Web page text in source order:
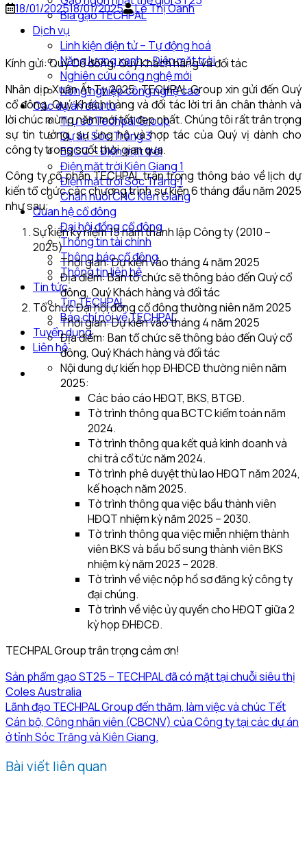
Bia gạo TECHPAL
Dịch vụ
Linh kiện điện tử – Tự động hoá
Năng lượng xanh – Điện mặt trời
Nghiên cứu công nghệ mới
Nông nghiệp công nghệ cao
Các dự án đầu tư
Trụ sở Techpal Group
Dự án Sóc Trăng 3
ESCO – Điện mặt trời
Điện mặt trời Kiên Giang 1
Điện mặt trời Sóc Trăng 1
Chăn nuôi CNC Kiên Giang
Quan hệ cổ đông
Đại hội đồng cổ đông
Thông tin tài chính
Thông báo cổ đông
Thông tin liên hệ
Tin tức
Tin TECHPAL
Báo chí nói về TECHPAL
Tuyển dụng
Liên hệ
18/01/202518/01/2025 Lê Thị Oanh
Kính gửi: Quý Cổ đông, Quý Khách hàng và đối tác
Nhân dịp Xuân Ất Tỵ 2025, TECHPAL Group xin gửi đến Quý
cổ đông, Quý Khách hàng và đối tác lời tri ân chân thành và
lời chúc mừng năm mới tốt đẹp nhất. Chúng tôi rất trân trọng
sự tin tưởng, sự ủng hộ và hợp tác của Quý vị dành cho
công ty trong suốt thời gian qua.
Công ty cổ phần TECHPAL trân trọng thông báo về lịch dự
kiến tổ chức các chương trình sự kiện 6 tháng đầu năm 2025
như sau:
Sự kiện kỷ niệm 15 năm thành lập Công ty (2010 –
2025)
Thời gian: Dự kiến vào tháng 4 năm 2025
Địa điểm: Ban tổ chức sẽ thông báo đến Quý cổ
đông, Quý Khách hàng và đối tác
Tổ chức Đại hội đồng cổ đông thường niên năm 2025
Thời gian: Dự kiến vào tháng 4 năm 2025
Địa điểm: Ban tổ chức sẽ thông báo đến Quý cổ
đông, Quý Khách hàng và đối tác
Nội dung dự kiến họp ĐHĐCĐ thường niên năm
2025:
Các báo cáo HĐQT, BKS, BTGĐ.
Tờ trình thông qua BCTC kiểm toán năm
2024.
Tờ trình thông qua kết quả kinh doanh và
chi trả cổ tức năm 2024.
Tờ trình phê duyệt thù lao HĐQT năm 2024,
kế hoạch năm 2025.
Tờ trình thông qua việc bầu thành viên
HĐQT nhiệm kỳ năm 2025 – 2030.
Tờ trình thông qua việc miễn nhiệm thành
viên BKS và bầu bổ sung thành viên BKS
nhiệm kỳ năm 2023 – 2028.
Tờ trình về việc nộp hồ sơ đăng ký công ty
đại chúng.
Tờ trình về việc ủy quyền cho HĐQT giữa 2
kỳ họp ĐHĐCĐ.
TECHPAL Group trân trọng cảm ơn!
Sản phẩm gạo ST25 – TECHPAL đã có mặt tại chuỗi siêu thị
Coles Australia
Lãnh đạo TECHPAL Group đến thăm, làm việc và chúc Tết
Cán bộ, Công nhân viên (CBCNV) của Công ty tại các dự án
ở tỉnh Sóc Trăng và Kiên Giang.
Bài viết liên quan